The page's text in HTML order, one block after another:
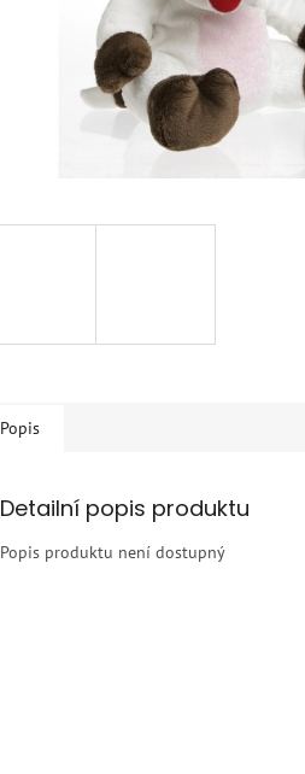
Popis
Detailní popis produktu
Popis produktu není dostupný